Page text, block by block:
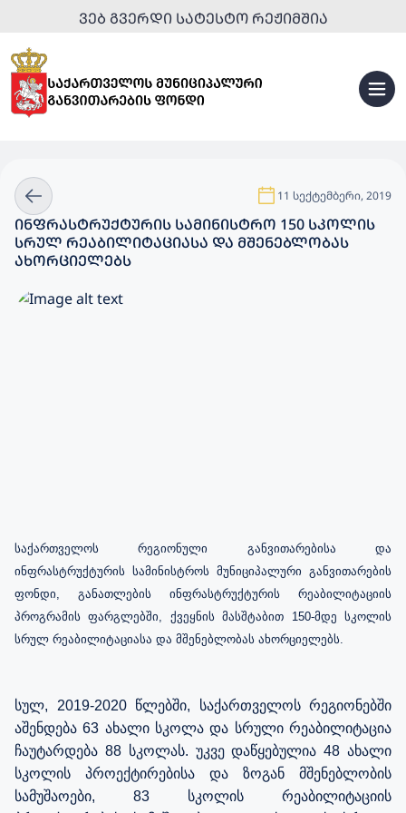
ᲕᲔᲑ ᲒᲕᲔᲠᲓᲘ ᲡᲐᲢᲔᲡᲢᲝ ᲠᲔᲟᲘᲛᲨᲘᲐ
11 სექტემბერი, 2019
ᲘᲜᲤᲠᲐᲡᲢᲠᲣᲥᲢᲣᲠᲘᲡ ᲡᲐᲛᲘᲜᲘᲡᲢᲠᲝ 150 ᲡᲙᲝᲚᲘᲡ
ᲡᲠᲣᲚ ᲠᲔᲐᲑᲘᲚᲘᲢᲐᲪᲘᲐᲡᲐ ᲓᲐ ᲛᲨᲔᲜᲔᲑᲚᲝᲑᲐᲡ
ᲐᲮᲝᲠᲪᲘᲔᲚᲔᲑᲡ
საქართველოს რეგიონული განვითარებისა
და
ინფრასტრუქტურის სამინისტროს მუნიციპალური განვითარების
ფონდი, განათლების ინფრასტრუქტურის რეაბილიტაციის
პროგრამის ფარგლებში, ქვეყნის მასშტაბით 150-მდე სკოლის
სრულ რეაბილიტაციასა და მშენებლობას ახორციელებს.
სულ, 2019-2020 წლებში, საქართველოს რეგიონებში
აშენდება 63 ახალი სკოლა და სრული რეაბილიტაცია
ჩაუტარდება 88 სკოლას. უკვე დაწყებულია 48 ახალი
სკოლის პროექტირებისა და ზოგან მშენებლობის
სამუშაოები, 83 სკოლის რეაბილიტაციის